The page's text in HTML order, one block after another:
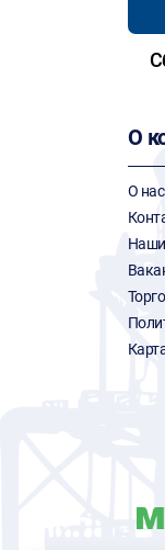
О
О нас
Наши